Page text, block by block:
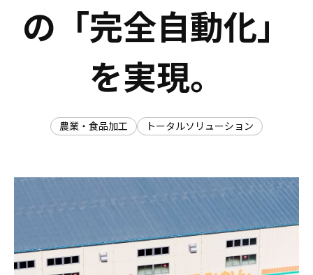
の「完全自動化」
を実現。
農業・食品加工 トータルソリューション